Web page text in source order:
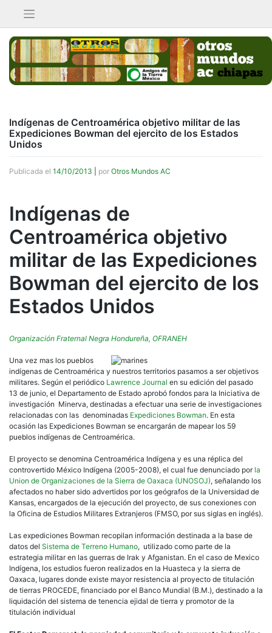
contenido
Indígenas de Centroamérica objetivo militar de las
Expediciones Bowman del ejercito de los Estados
Unidos
Publicada el 14/10/2013 por Otros Mundos AC
Indígenas de
Centroamérica objetivo
militar de las Expediciones
Bowman del ejercito de los
Estados Unidos
Organización Fraternal Negra Hondureña, OFRANEH
Una vez mas los pueblos
indígenas de Centroamérica y nuestros territorios pasamos a ser objetivos
militares. Según el periódico Lawrence Journal en su edición del pasado
13 de junio, el Departamento de Estado aprobó fondos para la Iniciativa de
investigación Minerva, destinadas a efectuar una serie de investigaciones
relacionadas con las denominadas Expediciones Bowman. En esta
ocasión las Expediciones Bowman se encargarán de mapear los 59
pueblos indígenas de Centroamérica.
El proyecto se denomina Centroamérica Indígena y es una réplica del
controvertido México Indígena (2005-2008), el cual fue denunciado por la
Union de Organizaciones de la Sierra de Oaxaca (UNOSOJ), señalando los
afectados no haber sido advertidos por los geógrafos de la Universidad de
Kansas, encargados de la ejecución del proyecto, de sus conexiones con
la Oficina de Estudios Militares Extranjeros (FMSO, por sus siglas en inglés).
Las expediciones Bowman recopilan información destinada a la base de
datos del Sistema de Terreno Humano, utilizado como parte de la
estrategia militar en las guerras de Irak y Afganistan. En el caso de Mexico
Indígena, los estudios fueron realizados en la Huasteca y la sierra de
Oaxaca, lugares donde existe mayor resistencia al proyecto de titulación
de tierras PROCEDE, financiado por el Banco Mundial (B.M.), destinado a la
liquidación del sistema de tenencia ejidal de tierra y promotor de la
titulación individual